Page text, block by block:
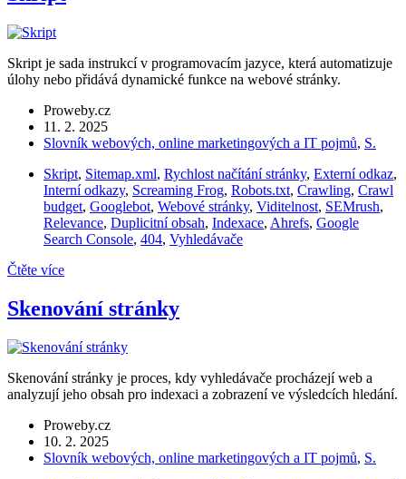
Skript je sada instrukcí v programovacím jazyce, která automatizuje
úlohy nebo přidává dynamické funkce na webové stránky.
Proweby.cz
11. 2. 2025
Slovník webových, online marketingových a IT pojmů, S.
Skript, Sitemap.xml, Rychlost načítání stránky, Externí odkaz,
Interní odkazy, Screaming Frog, Robots.txt, Crawling, Crawl
budget, Googlebot, Webové stránky, Viditelnost, SEMrush,
Relevance, Duplicitní obsah, Indexace, Ahrefs, Google
Search Console, 404, Vyhledávače
Čtěte více
Skenování stránky
Skenování stránky je proces, kdy vyhledávače procházejí web a
analyzují jeho obsah pro indexaci a zobrazení ve výsledcích hledání.
Proweby.cz
10. 2. 2025
Slovník webových, online marketingových a IT pojmů, S.